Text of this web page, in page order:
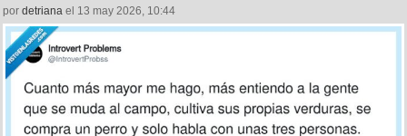
por detriana el 13 may 2026, 10:44